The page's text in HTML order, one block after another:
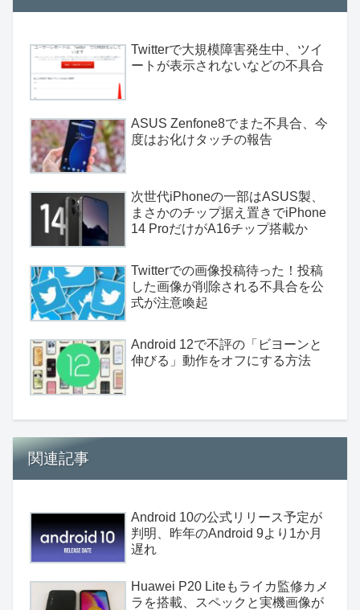
Twitterで大規模障害発生中、ツイ
ートが表示されないなどの不具合
ASUS Zenfone8でまた不具合、今
度はお化けタッチの報告
次世代iPhoneの一部はASUS製、
まさかのチップ据え置きでiPhone
14 ProだけがA16チップ搭載か
Twitterでの画像投稿待った！投稿
した画像が削除される不具合を公
式が注意喚起
Android 12で不評の「ビヨーンと
伸びる」動作をオフにする方法
関連記事
Android 10の公式リリース予定が
判明、昨年のAndroid 9より1か月
遅れ
Huawei P20 Liteもライカ監修カメ
ラを搭載、スペックと実機画像が